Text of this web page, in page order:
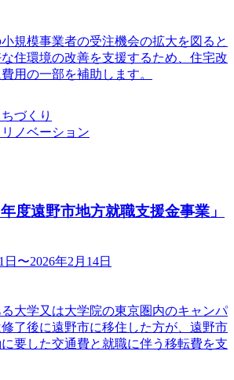
規模事業者の受注機会の拡大を図ると
住環境の改善を支援するため、住宅改
用の一部を補助します。
づくり
ノベーション
度遠野市地方就職支援金事業」
日〜2026年2月14日
大学又は大学院の東京圏内のキャンパ
了後に遠野市に移住した方が、遠野市
要した交通費と就職に伴う移転費を支